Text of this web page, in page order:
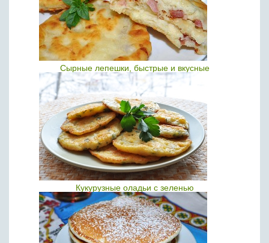
Сырные лепешки, быстрые и вкусные
Кукурузные оладьи с зеленью